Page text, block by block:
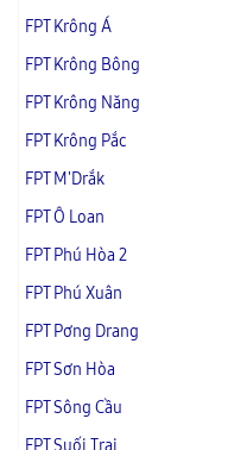
FPT Krông Á
FPT Krông Bông
FPT Krông Năng
FPT Krông Pắc
FPT M'Drắk
FPT Ô Loan
FPT Phú Hòa 2
FPT Phú Xuân
FPT Pơng Drang
FPT Sơn Hòa
FPT Sông Cầu
FPT Suối Trai